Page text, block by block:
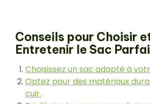
Conseils pour Choisir
Entretenir le Sac
Choisissez un sac adapté à
Optez pour des matériaux
cuir.